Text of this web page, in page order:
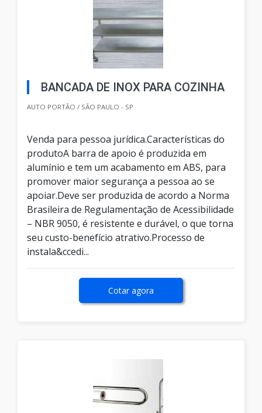
BANCADA DE INOX PARA COZINHA
AUTO PORTÃO / SÃO PAULO - SP
Venda para pessoa jurídica.Características do
produtoA barra de apoio é produzida em
alumínio e tem um acabamento em ABS, para
promover maior segurança a pessoa ao se
apoiar.Deve ser produzida de acordo a Norma
Brasileira de Regulamentação de Acessibilidade
– NBR 9050, é resistente e durável, o que torna
seu custo-benefício atrativo.Processo de
instala&ccedi...
Cotar agora